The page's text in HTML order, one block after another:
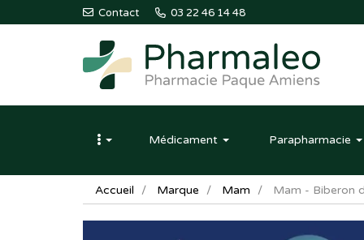
Contact 03 22 46 14 48
Pharmaleo
Pharmacie
Paque
Amiens
Médicament Parapharmacie
Accueil Marque Mam Mam - Biberon